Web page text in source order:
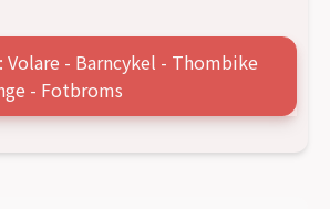
Volare - Barncykel - Thombike
- Fotbroms